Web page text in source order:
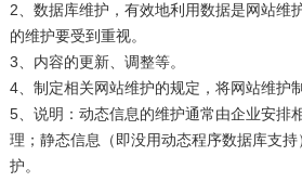
2、数据库维护，有效地利用数据是网站维
的维护要受到重视。
3、内容的更新、调整等。
4、制定相关网站维护的规定，将网站维护
5、说明：动态信息的维护通常由企业安排
理；静态信息（即没用动态程序数据库支
护。